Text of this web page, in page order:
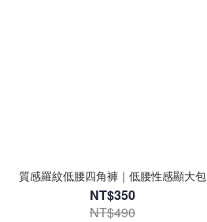
質感羅紋低腰四角褲｜低腰性感顯大包
NT$350
NT$490